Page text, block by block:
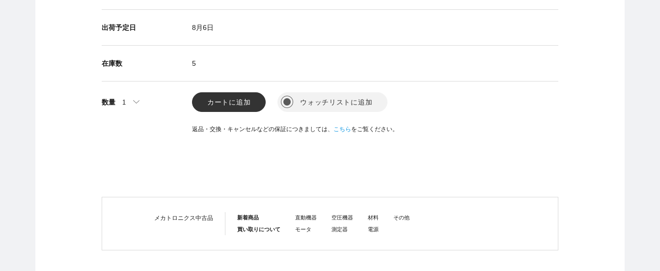
出荷予定日 8月6日
在庫数 5
数量 カートに追加 ウォッチリストに追加
返品・交換・キャンセルなどの保証につきましては、 こちら をご覧ください。
メカトロニクス中古品
新着商品
買い取りについて
直動機器
モータ
空圧機器
測定器
材料
電源
その他